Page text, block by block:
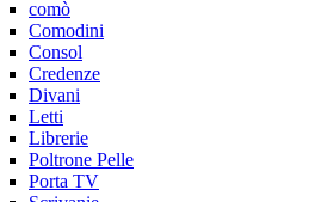
comò
Comodini
Consol
Credenze
Divani
Letti
Librerie
Poltrone Pelle
Porta TV